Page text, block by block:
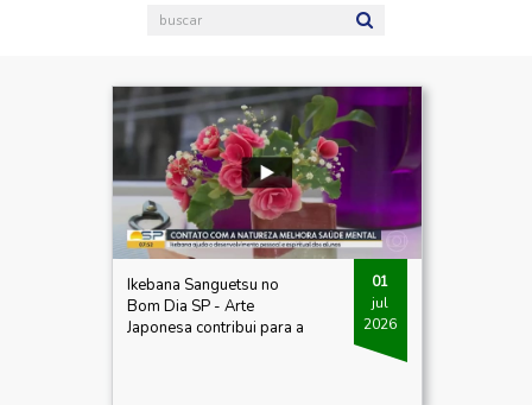
Ikebana Sanguetsu no
Bom Dia SP - Arte
Japonesa contribui para a
01
jul
2026